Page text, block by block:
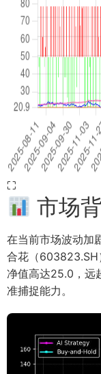
⛶
市场
在当前市场波动加
合花（603823.SH
净值高达25.0，远
准捕捉能力。